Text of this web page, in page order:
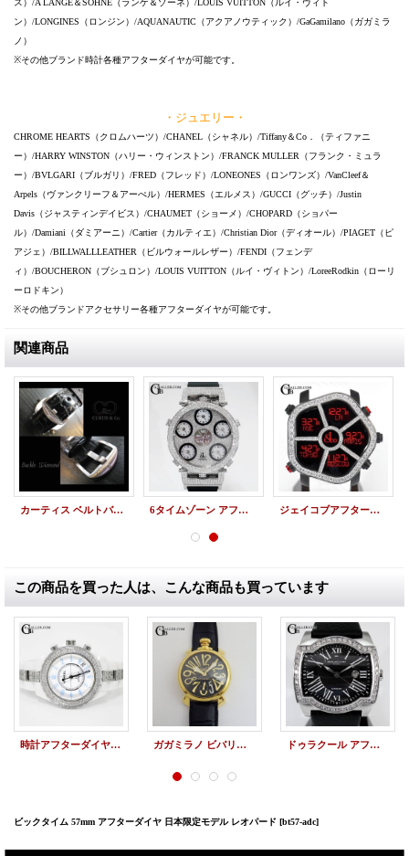
ス）/A LANGE＆SOHNE（ランゲ＆ゾーネ）/LOUIS VUITTON（ルイ・ヴィト
ン）/LONGINES（ロンジン）/AQUANAUTIC（アクアノウティック）/GaGamilano（ガガミラ
ノ）
※その他ブランド時計各種アフターダイヤが可能です。
・ジュエリー・
CHROME HEARTS（クロムハーツ）/CHANEL（シャネル）/Tiffany＆Co．（ティファニ
ー）/HARRY WINSTON（ハリー・ウィンストン）/FRANCK MULLER（フランク・ミュラ
ー）/BVLGARI（ブルガリ）/FRED（フレッド）/LONEONES（ロンワンズ）/VanCleef＆
Arpels（ヴァンクリーフ＆アーぺル）/HERMES（エルメス）/GUCCI（グッチ）/Justin
Davis（ジャスティンデイビス）/CHAUMET（ショーメ）/CHOPARD（ショパー
ル）/Damiani（ダミアーニ）/Cartier（カルティエ）/Christian Dior（ディオール）/PIAGET（ピ
アジェ）/BILLWALLLEATHER（ビルウォールレザー）/FENDI（フェンデ
ィ）/BOUCHERON（ブシュロン）/LOUIS VUITTON（ルイ・ヴィトン）/LoreeRodkin（ローリ
ーロドキン）
※その他ブランドアクセサリー各種アフターダイヤが可能です。
関連商品
カーティス ベルトバックル アフターダイヤ 6タイムゾーン アフターダイヤ JACOB&Co. フルダイヤモンド ジェイコブアフターダイヤ | ゴースト 1列 ダイヤベゼル JACOB&Co.時計
この商品を買った人は、こんな商品も買っています
時計アフターダイヤ シャネル J12アフターダイヤ 限定ブルーライト 38mm ベゼルダイヤ/ブレスダイヤ ガガミラノ ビバリーヒルズ 限定 アフターダイヤ ドゥラクール アフターダイヤ サクラ 222限定モデル deLaCour時計
ビックタイム 57mm アフターダイヤ 日本限定モデル レオパード [bt57-adc]